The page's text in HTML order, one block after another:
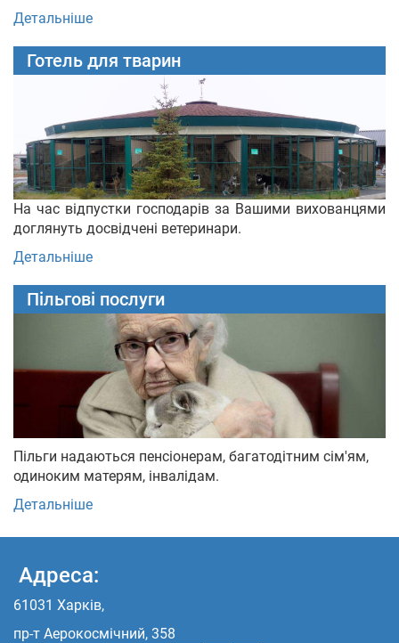
Детальніше
Готель для тварин
На час відпустки господарів за Вашими вихованцями
доглянуть досвідчені ветеринари.
Детальніше
Пільгові послуги
Пільги надаються пенсіонерам, багатодітним сім'ям,
одиноким матерям, інвалідам.
Детальніше
Адреса:
61031 Харків,
пр-т Аерокосмічний, 358